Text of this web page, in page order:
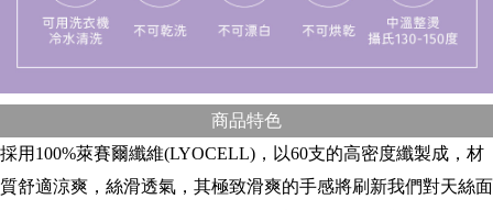
商品特色
採用100%萊賽爾纖維(LYOCELL)，以60支的高密度纖製成，材
質舒適涼爽，絲滑透氣，其極致滑爽的手感將刷新我們對天絲面